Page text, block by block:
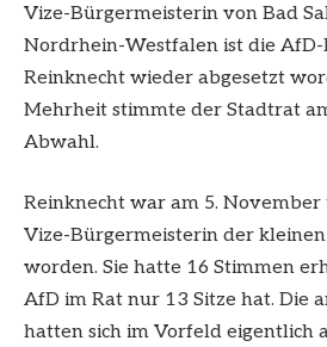
Vize-Bürgermeisterin von Bad
Nordrhein-Westfalen ist die
Reinknecht wieder abgesetzt
Mehrheit stimmte der Stadtrat
Abwahl.
Reinknecht war am 5.
Vize-Bürgermeisterin der
worden. Sie hatte 16 Stimmen
AfD im Rat nur 13 Sitze hat. Die
hatten sich im Vorfeld eigentlich